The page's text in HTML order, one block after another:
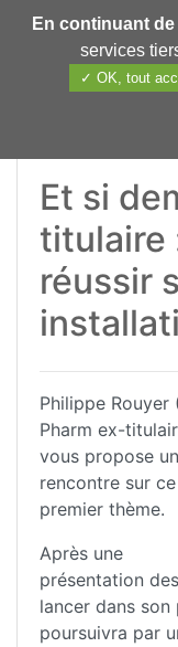
Pharmechange
Et si
titulaire
réussir
Philippe Rouyer
Pharm ex-
vous propose
rencontre sur ce
premier thème.
Après une
présentation
lancer dans son
poursuivra par
En continuant de
services
✓ OK, tout